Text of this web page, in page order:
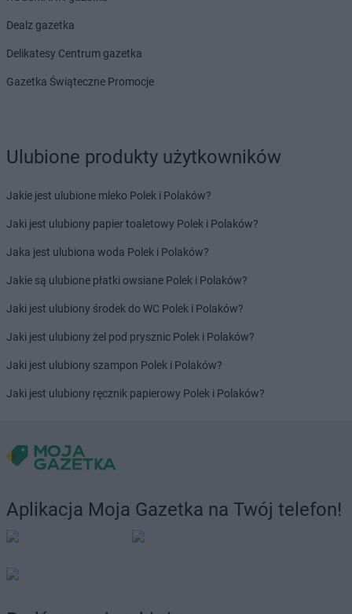
Dealz gazetka
Delikatesy Centrum gazetka
Gazetka Świąteczne Promocje
Ulubione produkty użytkowników
Jakie jest ulubione mleko Polek i Polaków?
Jaki jest ulubiony papier toaletowy Polek i Polaków?
Jaka jest ulubiona woda Polek i Polaków?
Jakie są ulubione płatki owsiane Polek i Polaków?
Jaki jest ulubiony środek do WC Polek i Polaków?
Jaki jest ulubiony żel pod prysznic Polek i Polaków?
Jaki jest ulubiony szampon Polek i Polaków?
Jaki jest ulubiony ręcznik papierowy Polek i Polaków?
Aplikacja Moja Gazetka na Twój telefon!